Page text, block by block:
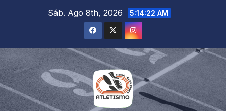
Sáb. Ago 8th, 2026 5:14:22 AM